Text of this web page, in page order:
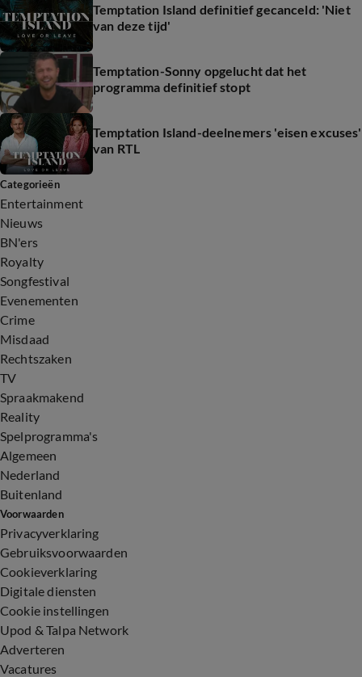
Temptation Island definitief gecanceld: 'Niet
van deze tijd'
Temptation-Sonny opgelucht dat het
programma definitief stopt
Temptation Island-deelnemers 'eisen excuses'
van RTL
Categorieën
Entertainment
Nieuws
BN'ers
Royalty
Songfestival
Evenementen
Crime
Misdaad
Rechtszaken
TV
Spraakmakend
Reality
Spelprogramma's
Algemeen
Nederland
Buitenland
Voorwaarden
Privacyverklaring
Gebruiksvoorwaarden
Cookieverklaring
Digitale diensten
Cookie instellingen
Upod & Talpa Network
Adverteren
Vacatures